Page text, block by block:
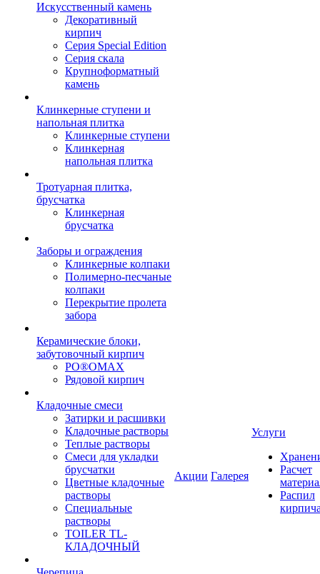
Искусственный камень
Декоративный
кирпич
Серия Special Edition
Серия скала
Крупноформатный
камень
Клинкерные ступени и
напольная плитка
Клинкерные ступени
Клинкерная
напольная плитка
Тротуарная плитка,
брусчатка
Клинкерная
брусчатка
Заборы и ограждения
Клинкерные колпаки
Полимерно-песчаные
колпаки
Перекрытие пролета
забора
Керамические блоки,
забутовочный кирпич
PO®OMAX
Рядовой кирпич
Кладочные смеси
Затирки и расшивки
Кладочные растворы
Теплые растворы
Смеси для укладки
брусчатки
Цветные кладочные
растворы
Специальные
растворы
TOILER TL-
КЛАДОЧНЫЙ
Акции Галерея
Услуги
Расчет
Распил